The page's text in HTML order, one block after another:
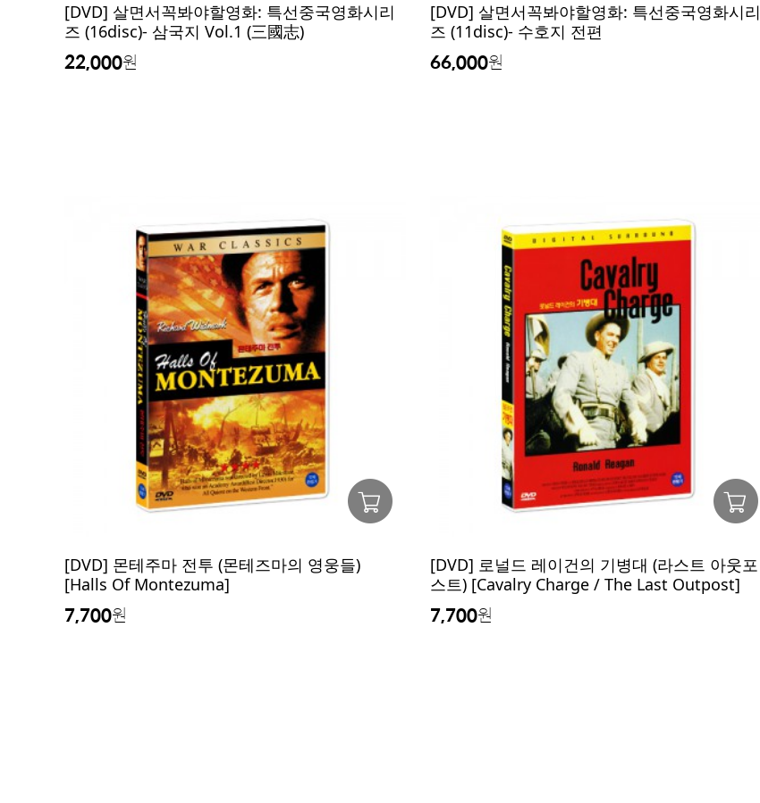
[DVD] 살면서꼭봐야할영화: 특선중국영화시리
즈 (16disc)- 삼국지 Vol.1 (三國志)
22,000원
[DVD] 살면서꼭봐야할영화: 특선중국영화시리
즈 (11disc)- 수호지 전편
66,000원
[DVD] 몬테주마 전투 (몬테즈마의 영웅들)
[Halls Of Montezuma]
7,700원
[DVD] 로널드 레이건의 기병대 (라스트 아웃포
스트) [Cavalry Charge / The Last Outpost]
7,700원